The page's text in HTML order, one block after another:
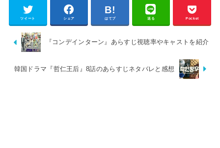
ツイート シェア はてブ 送る Pocket
『コンデインターン』あらすじ視聴率やキャストを紹介
韓国ドラマ『哲仁王后』8話のあらすじネタバレと感想